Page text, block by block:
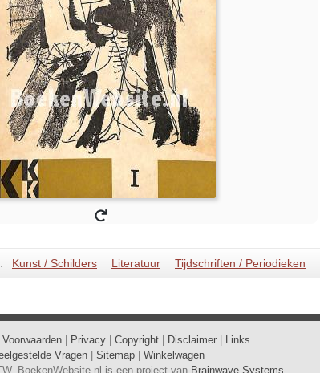
Kunst / Schilders Literatuur Tijdschriften / Periodieken
Voorwaarden Privacy Copyright Disclaimer
Links
Vragen Sitemap
Winkelwagen
BoekenWebsite.nl is een project van Brainwave Systems